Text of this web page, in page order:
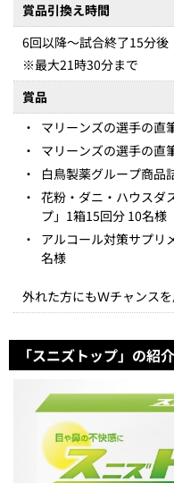
賞品引換え時間
6回以降～試合終了15分後
※最大21時30分まで
賞品
・
マリーンズの選手の直
・
マリーンズの選手の直
・
白鳥製薬グループ商品
・ 花粉・ダニ・ハウスダ
プ」1箱15回分 10名様
・
アルコール対策サプリ
名様
外れた方にもＷチャンス
「スニズトップ」の紹介